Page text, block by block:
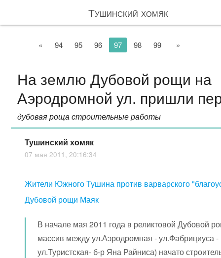
Тушинский хомяк
« 94 95 96 97 98 99 »
На землю Дубовой рощи на
Аэродромной ул. пришли
дубовая роща строительные работы
Тушинский хомяк
07 мая 2011, 20:16:34
Жители Южного Тушина против варварского
Дубовой рощи Маяк
В начале мая 2011 года в реликтовой Дубовой
массив между ул.Аэродромная - ул.Фабрициуса -
ул.Туристская- б-р Яна Райниса) начато